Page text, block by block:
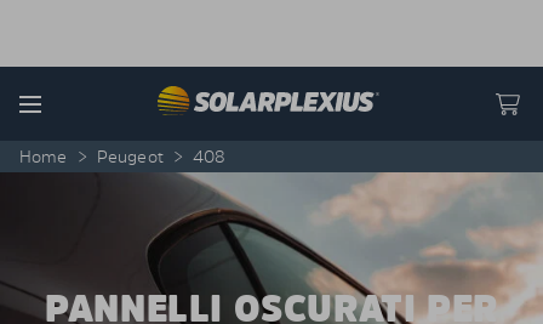
Menu
Home > Peugeot > 408
PANNELLI OSCURATI PER